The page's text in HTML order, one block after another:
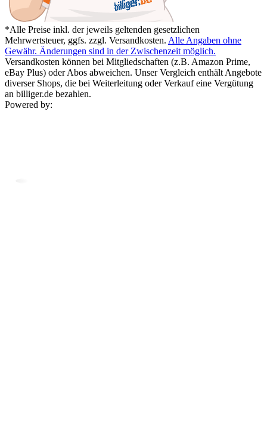
*Alle Preise inkl. der jeweils geltenden gesetzlichen
Mehrwertsteuer, ggfs. zzgl. Versandkosten. Alle Angaben ohne
Gewähr. Änderungen sind in der Zwischenzeit möglich.
Versandkosten können bei Mitgliedschaften (z.B. Amazon Prime,
eBay Plus) oder Abos abweichen. Unser Vergleich enthält Angebote
diverser Shops, die bei Weiterleitung oder Verkauf eine Vergütung
an billiger.de bezahlen.
Powered by: